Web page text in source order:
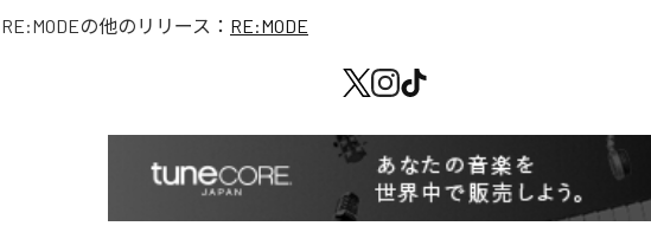
RE:MODEの他のリリース： RE:MODE